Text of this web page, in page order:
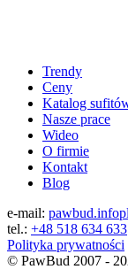
Trendy
Ceny
Katalog
Nasze prace
Wideo
O firmie
Kontakt
Blog
e-mail:
tel.: +48 518 634 633
Polityka prywatności
© PawBud 2007 -